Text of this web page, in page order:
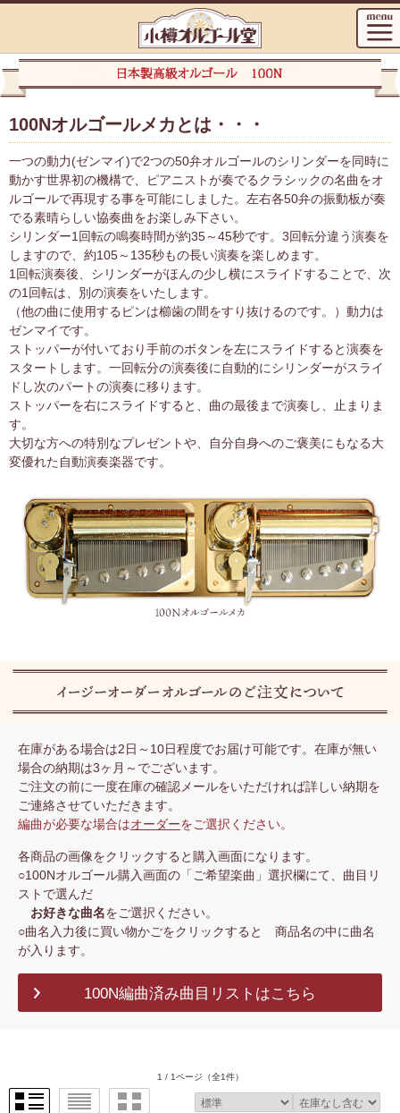
100Nオルゴールメカとは・・・
一つの動力(ゼンマイ)で2つの50弁オルゴールのシリンダーを同時に
動かす世界初の機構で、ピアニストが奏でるクラシックの名曲をオ
ルゴールで再現する事を可能にしました。左右各50弁の振動板が奏
でる素晴らしい協奏曲をお楽しみ下さい。
シリンダー1回転の鳴奏時間が約35～45秒です。3回転分違う演奏を
しますので、約105～135秒もの長い演奏を楽しめます。
1回転演奏後、シリンダーがほんの少し横にスライドすることで、次
の1回転は、別の演奏をいたします。
（他の曲に使用するピンは櫛歯の間をすり抜けるのです。）動力は
ゼンマイです。
ストッパーが付いており手前のボタンを左にスライドすると演奏を
スタートします。一回転分の演奏後に自動的にシリンダーがスライ
ドし次のパートの演奏に移ります。
ストッパーを右にスライドすると、曲の最後まで演奏し、止まりま
す。
大切な方への特別なプレゼントや、自分自身へのご褒美にもなる大
変優れた自動演奏楽器です。
在庫がある場合は2日～10日程度でお届け可能です。在庫が無い
場合の納期は3ヶ月～でございます。
ご注文の前に一度在庫の確認メールをいただければ詳しい納期を
ご連絡させていただきます。
編曲が必要な場合はオーダーをご選択ください。
各商品の画像をクリックすると購入画面になります。
○100Nオルゴール購入画面の「ご希望楽曲」選択欄にて、曲目リ
ストで選んだ
お好きな曲名をご選択ください。
○曲名入力後に買い物かごをクリックすると 商品名の中に曲名
が入ります。
100N編曲済み曲目リストはこちら
1 / 1ページ （全1件）